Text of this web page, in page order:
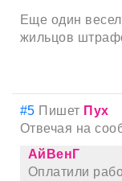
Еще один
жильцов
#5 Пишет Пух
Отвечая на
АйВенГ
Оплатили